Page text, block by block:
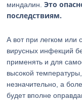
миндалин.Это
последствиям.
А вот при легком или
вирусных инфекций
применять и для
высокой
незначительно, а
будет вполне